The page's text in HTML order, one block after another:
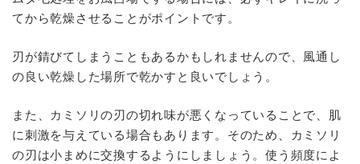
てから乾燥させることがポイントです。
刃が錆びてしまうこともあるかもしれませんので、風通し
の良い乾燥した場所で乾かすと良いでしょう。
また、カミソリの刃の切れ味が悪くなっていることで、肌
に刺激を与えている場合もあります。そのため、カミソリ
の刃は小まめに交換するようにしましょう。使う頻度によ